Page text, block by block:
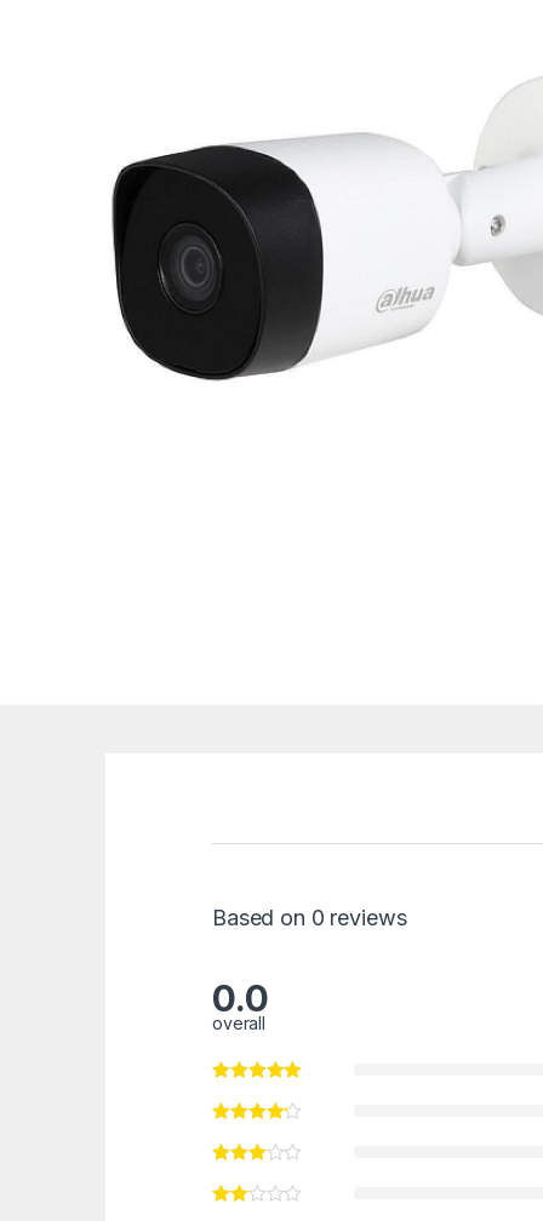
Based on 0 reviews
0.0
overall